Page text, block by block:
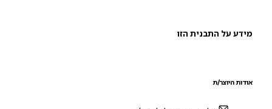
על התבנית הזו
היוצר/ת